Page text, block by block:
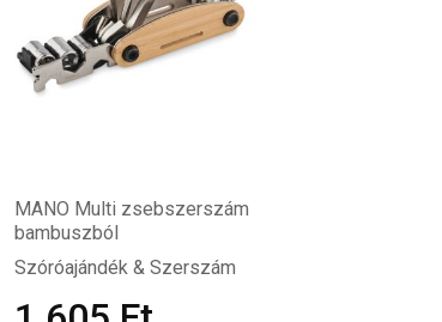
MANO Multi zsebszerszám
bambuszból
Szóróajándék & Szerszám